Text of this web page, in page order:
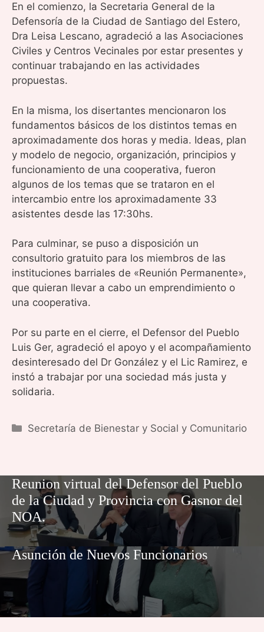
En el comienzo, la Secretaria General de la
Defensoría de la Ciudad de Santiago del Estero,
Dra Leisa Lescano, agradeció a las Asociaciones
Civiles y Centros Vecinales por estar presentes y
continuar trabajando en las actividades
propuestas.
En la misma, los disertantes mencionaron los
fundamentos básicos de los distintos temas en
aproximadamente dos horas y media. Ideas, plan
y modelo de negocio, organización, principios y
funcionamiento de una cooperativa, fueron
algunos de los temas que se trataron en el
intercambio entre los aproximadamente 33
asistentes desde las 17:30hs.
Para culminar, se puso a disposición un
consultorio gratuito para los miembros de las
instituciones barriales de «Reunión Permanente»,
que quieran llevar a cabo un emprendimiento o
una cooperativa.
Por su parte en el cierre, el Defensor del Pueblo
Luis Ger, agradeció el apoyo y el acompañamiento
desinteresado del Dr González y el Lic Ramirez, e
instó a trabajar por una sociedad más justa y
solidaria.
Categorías
Secretaría de Bienestar y Social y Comunitario
Reunion virtual del Defensor del Pueblo
de la Ciudad y Provincia con Gasnor del
NOA.
Asunción de Nuevos Funcionarios